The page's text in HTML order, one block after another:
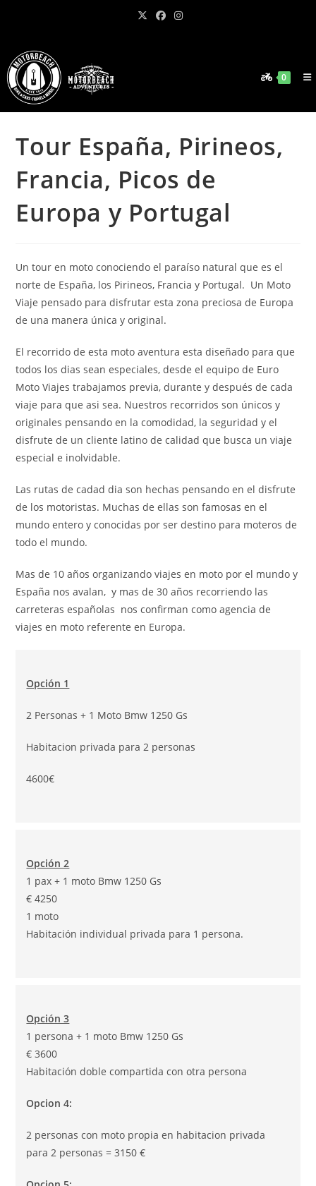
0
Tour España, Pirineos,
Francia, Picos de
Europa y Portugal
Un tour en moto conociendo el paraíso natural que es el
norte de España, los Pirineos, Francia y Portugal. Un Moto
Viaje pensado para disfrutar esta zona preciosa de Europa
de una manera única y original.
El recorrido de esta moto aventura esta diseñado para que
todos los dias sean especiales, desde el equipo de Euro
Moto Viajes trabajamos previa, durante y después de cada
viaje para que asi sea. Nuestros recorridos son únicos y
originales pensando en la comodidad, la seguridad y el
disfrute de un cliente latino de calidad que busca un viaje
especial e inolvidable.
Las rutas de cadad dia son hechas pensando en el disfrute
de los motoristas. Muchas de ellas son famosas en el
mundo entero y conocidas por ser destino para moteros de
todo el mundo.
Mas de 10 años organizando viajes en moto por el mundo y
España nos avalan, y mas de 30 años recorriendo las
carreteras españolas nos confirman como agencia de
viajes en moto referente en Europa.
Opción 1
2 Personas + 1 Moto Bmw 1250 Gs
Habitacion privada para 2 personas
4600€
Opción 2
1 pax + 1 moto Bmw 1250 Gs
€ 4250
1 moto
Habitación individual privada para 1 persona.
Opción 3
1 persona + 1 moto Bmw 1250 Gs
€ 3600
Habitación doble compartida con otra persona
Opcion 4:
2 personas con moto propia en habitacion privada
para 2 personas = 3150 €